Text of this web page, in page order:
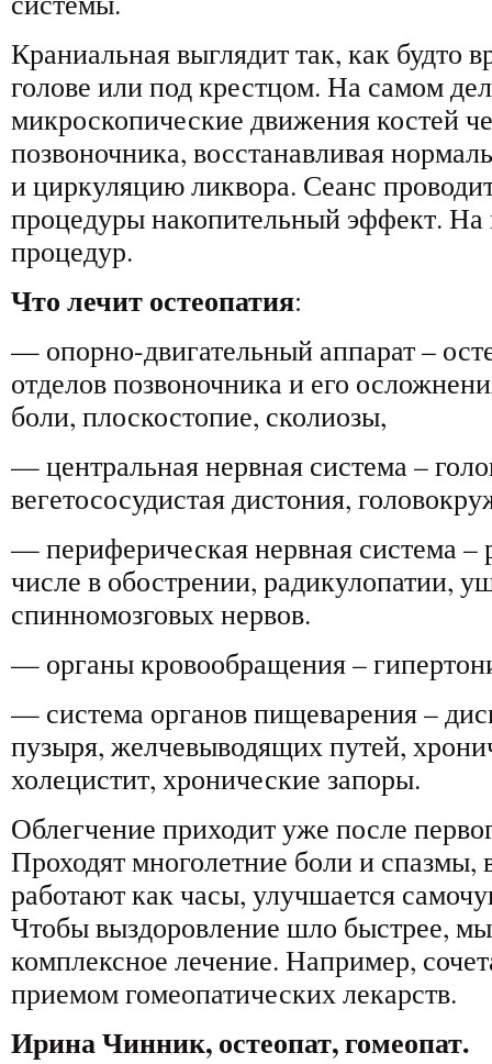
Краниальная выглядит так, как будто
голове или под крестцом. На самом
микроскопические движения костей
позвоночника, восстанавливая
и циркуляцию ликвора. Сеанс
процедуры накопительный эффект. На
процедур.
Что лечит остеопатия:
— опорно-двигательный аппарат –
отделов позвоночника и его
боли, плоскостопие, сколиозы,
— центральная нервная система –
вегетососудистая дистония,
— периферическая нервная система –
числе в обострении, радикулопатии,
спинномозговых нервов.
— органы кровообращения –
— система органов пищеварения –
пузыря, желчевыводящих путей,
холецистит, хронические запоры.
Облегчение приходит уже после
Проходят многолетние боли и спазмы,
работают как часы, улучшается
Чтобы выздоровление шло быстрее,
комплексное лечение. Например,
приемом гомеопатических лекарств.
Ирина Чинник, остеопат, гомеопат.